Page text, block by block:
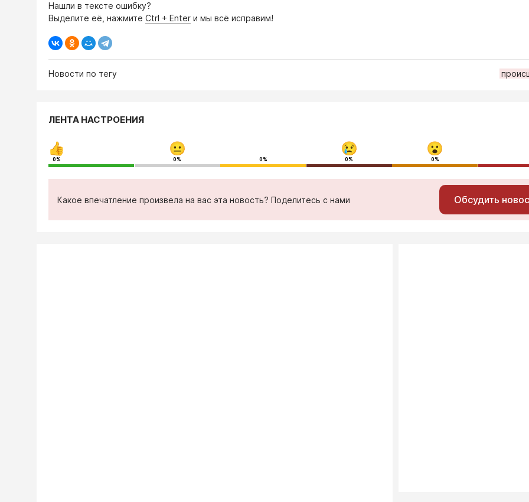
Нашли в тексте ошибку?
Выделите её, нажмите Ctrl + Enter и мы всё исправим!
Новости по тегу
ЛЕНТА НАСТРОЕНИЯ
0% 0% 0% 0% 0%
Какое впечатление произвела на вас эта новость? Поделитесь с нами Обсудить